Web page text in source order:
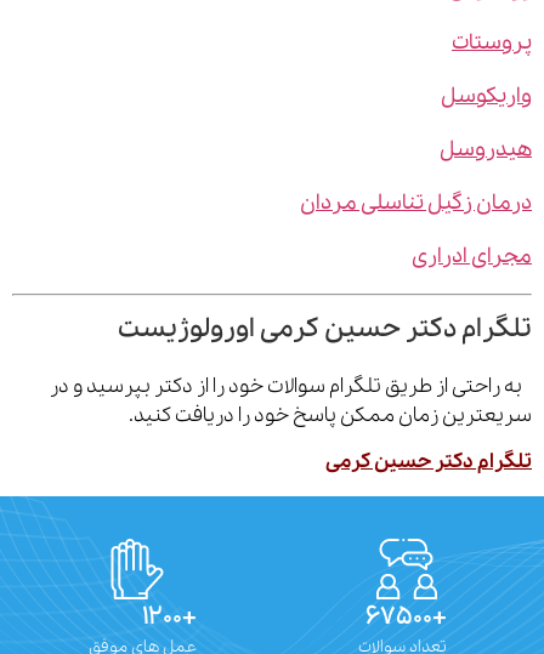
زگیل تناسلی مردان
ادراری
دکتر حسین کرمی اورولوژیست
از طریق تلگرام سوالات خود را از دکتر بپرسید و در
زمان ممکن پاسخ خود را دریافت کنید.
دکتر حسین کرمی
تعداد سوالات عمل های موفق